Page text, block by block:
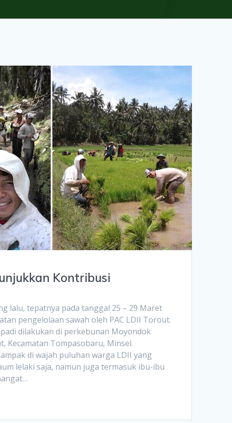
Kontribusi
lalu, tepatnya pada tanggal 25 – 29 Maret
pengelolaan sawah oleh PAC LDII Torout.
dilakukan di perkebunan Moyondok
Kecamatan Tompasobaru, Minsel.
di wajah puluhan warga LDII yang
lelaki saja, namun juga termasuk ibu-ibu